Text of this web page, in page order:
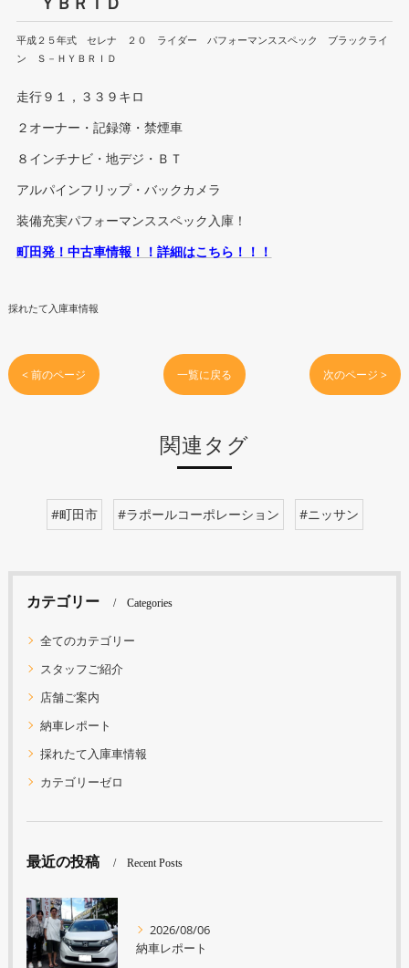
平成２５年式 セレナ ２０ ライダー パフォーマンススペック ブラックライ
ン Ｓ－ＨＹＢＲＩＤ
走行９１，３３９キロ
２オーナー・記録簿・禁煙車
８インチナビ・地デジ・ＢＴ
アルパインフリップ・バックカメラ
装備充実パフォーマンススペック入庫！
町田発！中古車情報！！詳細はこちら！！！
採れたて入庫車情報
< 前のページ 一覧に戻る 次のページ >
関連タグ
#町田市 #ラポールコーポレーション #ニッサン
カテゴリー Categories
全てのカテゴリー
スタッフご紹介
店舗ご案内
納車レポート
採れたて入庫車情報
カテゴリーゼロ
最近の投稿 Recent Posts
2026/08/06
納車レポート